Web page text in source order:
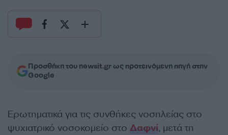
Προσθήκη του newsit.gr ως προτεινόμενη πηγή στην
Google
Ερωτηματικά για τις συνθήκες νοσηλείας στο
ψυχιατρικό νοσοκομείο στο Δαφνί, μετά τη